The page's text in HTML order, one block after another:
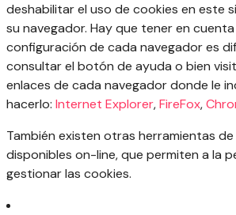
deshabilitar el uso de cookies en este
su navegador. Hay que tener en
configuración de cada navegador es
consultar el botón de ayuda o bien
enlaces de cada navegador donde le
hacerlo: Internet Explorer,FireFox,
También existen otras herramientas
disponibles on-line, que permiten a la
gestionar las cookies.